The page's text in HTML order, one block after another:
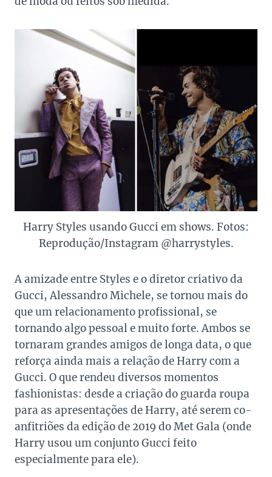
Harry Styles usando Gucci em shows. Fotos:
Reprodução/Instagram @harrystyles.
A amizade entre Styles e o diretor criativo da
Gucci, Alessandro Michele, se tornou mais do
que um relacionamento profissional, se
tornando algo pessoal e muito forte. Ambos se
tornaram grandes amigos de longa data, o que
reforça ainda mais a relação de Harry com a
Gucci. O que rendeu diversos momentos
fashionistas: desde a criação do guarda roupa
para as apresentações de Harry, até serem co-
anfitriões da edição de 2019 do Met Gala (onde
Harry usou um conjunto Gucci feito
especialmente para ele).